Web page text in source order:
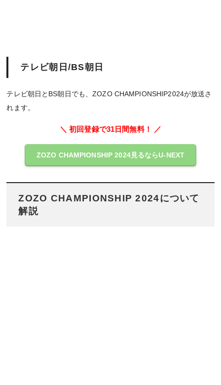
テレビ朝日/BS朝日
テレビ朝日とBS朝日でも、ZOZO CHAMPIONSHIP2024が放送さ
れます。
＼ 初回登録で31日間無料！ ／
ZOZO CHAMPIONSHIP 2024見るならU-NEXT
ZOZO CHAMPIONSHIP 2024について
解説